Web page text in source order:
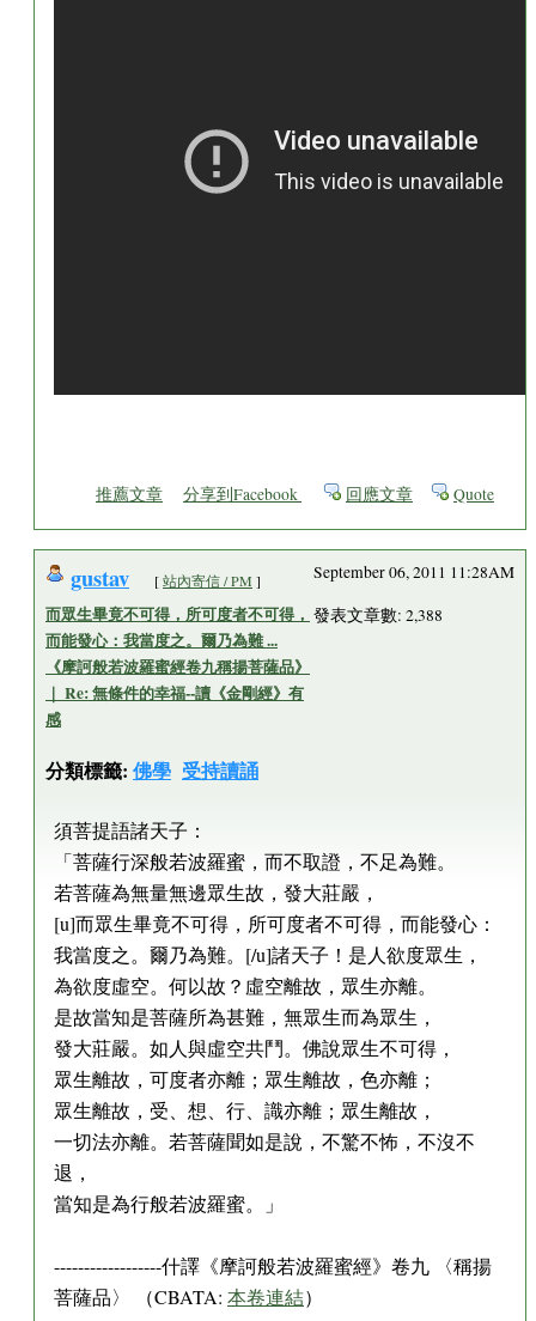
推薦文章 分享到Facebook 回應文章 Quote
gustav [站內寄信 / PM ]
而眾生畢竟不可得，所可度者不可得，
而能發心：我當度之。爾乃為難 ...
《摩訶般若波羅蜜經卷九稱揚菩薩品》
｜ Re: 無條件的幸福--讀《金剛經》有
感
分類標籤: 佛學 受持讀誦
September 06, 2011 11:28AM
發表文章數: 2,388
須菩提語諸天子：
「菩薩行深般若波羅蜜，而不取證，不足為難。
若菩薩為無量無邊眾生故，發大莊嚴，
[u]而眾生畢竟不可得，所可度者不可得，而能發心：
我當度之。爾乃為難。[/u]諸天子！是人欲度眾生，
為欲度虛空。何以故？虛空離故，眾生亦離。
是故當知是菩薩所為甚難，無眾生而為眾生，
發大莊嚴。如人與虛空共鬥。佛說眾生不可得，
眾生離故，可度者亦離；眾生離故，色亦離；
眾生離故，受、想、行、識亦離；眾生離故，
一切法亦離。若菩薩聞如是說，不驚不怖，不沒不
退，
當知是為行般若波羅蜜。」
------------------什譯《摩訶般若波羅蜜經》卷九 〈稱揚
菩薩品〉 （CBATA: 本卷連結）